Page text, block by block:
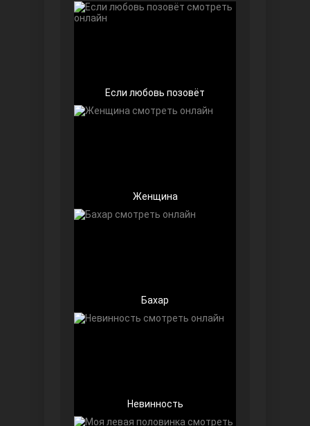
Далекий город
Если любовь позовёт
Женщина
Бахар
Невинность